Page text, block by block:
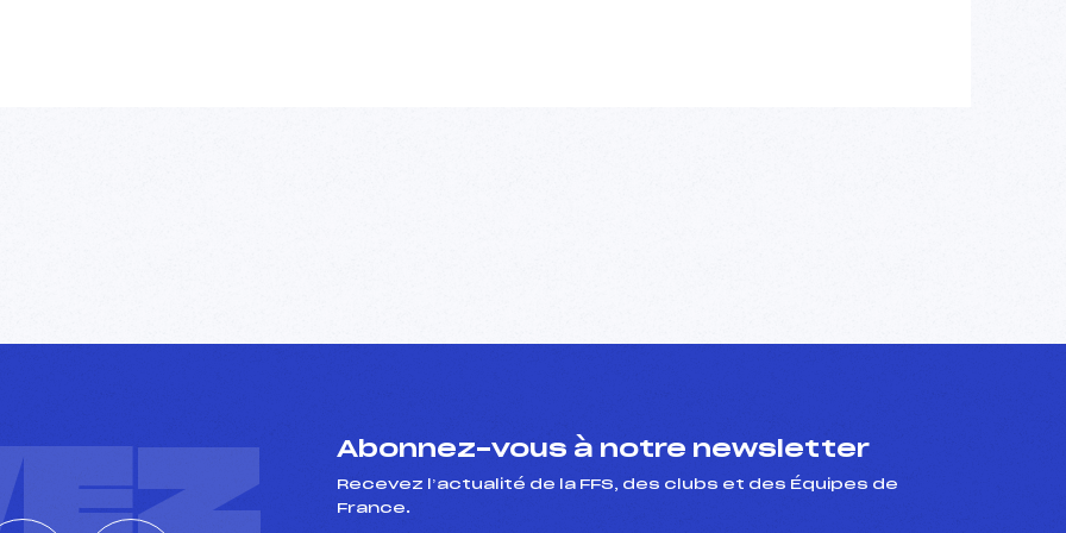
Abonnez-vous à notre newsletter
Recevez l’actualité de la FFS, des clubs et des Équipes de
France.